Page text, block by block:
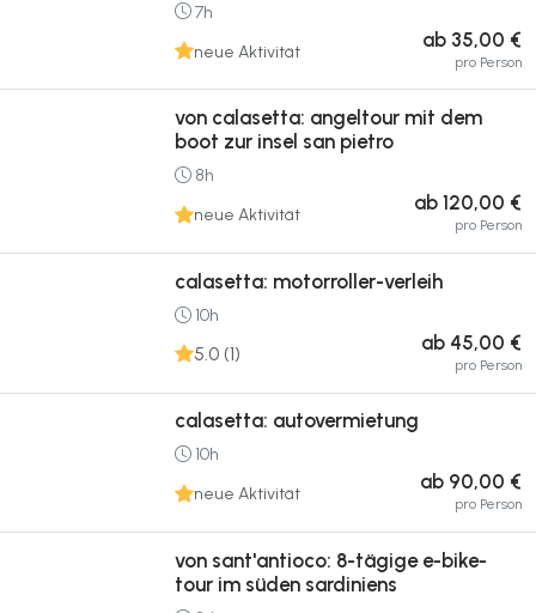
7h
neue Aktivität
ab 35,00 €
pro Person
von calasetta: angeltour mit dem
boot zur insel san pietro
8h
neue Aktivität
ab 120,00 €
pro Person
calasetta: motorroller-verleih
10h
5.0 (1) ab 45,00 €
pro Person
calasetta: autovermietung
10h
neue Aktivität
ab 90,00 €
pro Person
von sant'antioco: 8-tägige e-bike-
tour im süden sardiniens